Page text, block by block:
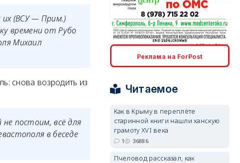
(ВСУ — Прим.)
времени от Рубо
Михаил
снова возродить из
постоим, всё для
в беседе
erid: 2SDnjcrDNw6
Реклама на ForPost
Читаемое
Как в Крыму в переплёте
старинной книги нашли ханскую
грамоту XVI века
1 36886
Пчеловод рассказал, как